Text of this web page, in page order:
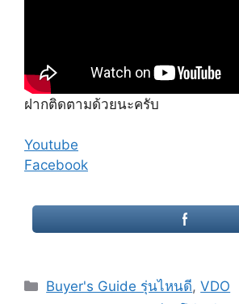
ฝากติดตามด้วยนะครับ
Youtube
Facebook
Categories
Buyer's Guide รุ่นไหนดี,VDO